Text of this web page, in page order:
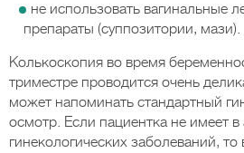
не использовать вагинальные
препараты (суппозитории, мази).
Колькоскопия во время
триместре проводится очень
может напоминать стандартный
осмотр. Если пациентка не имеет
гинекологических заболеваний,